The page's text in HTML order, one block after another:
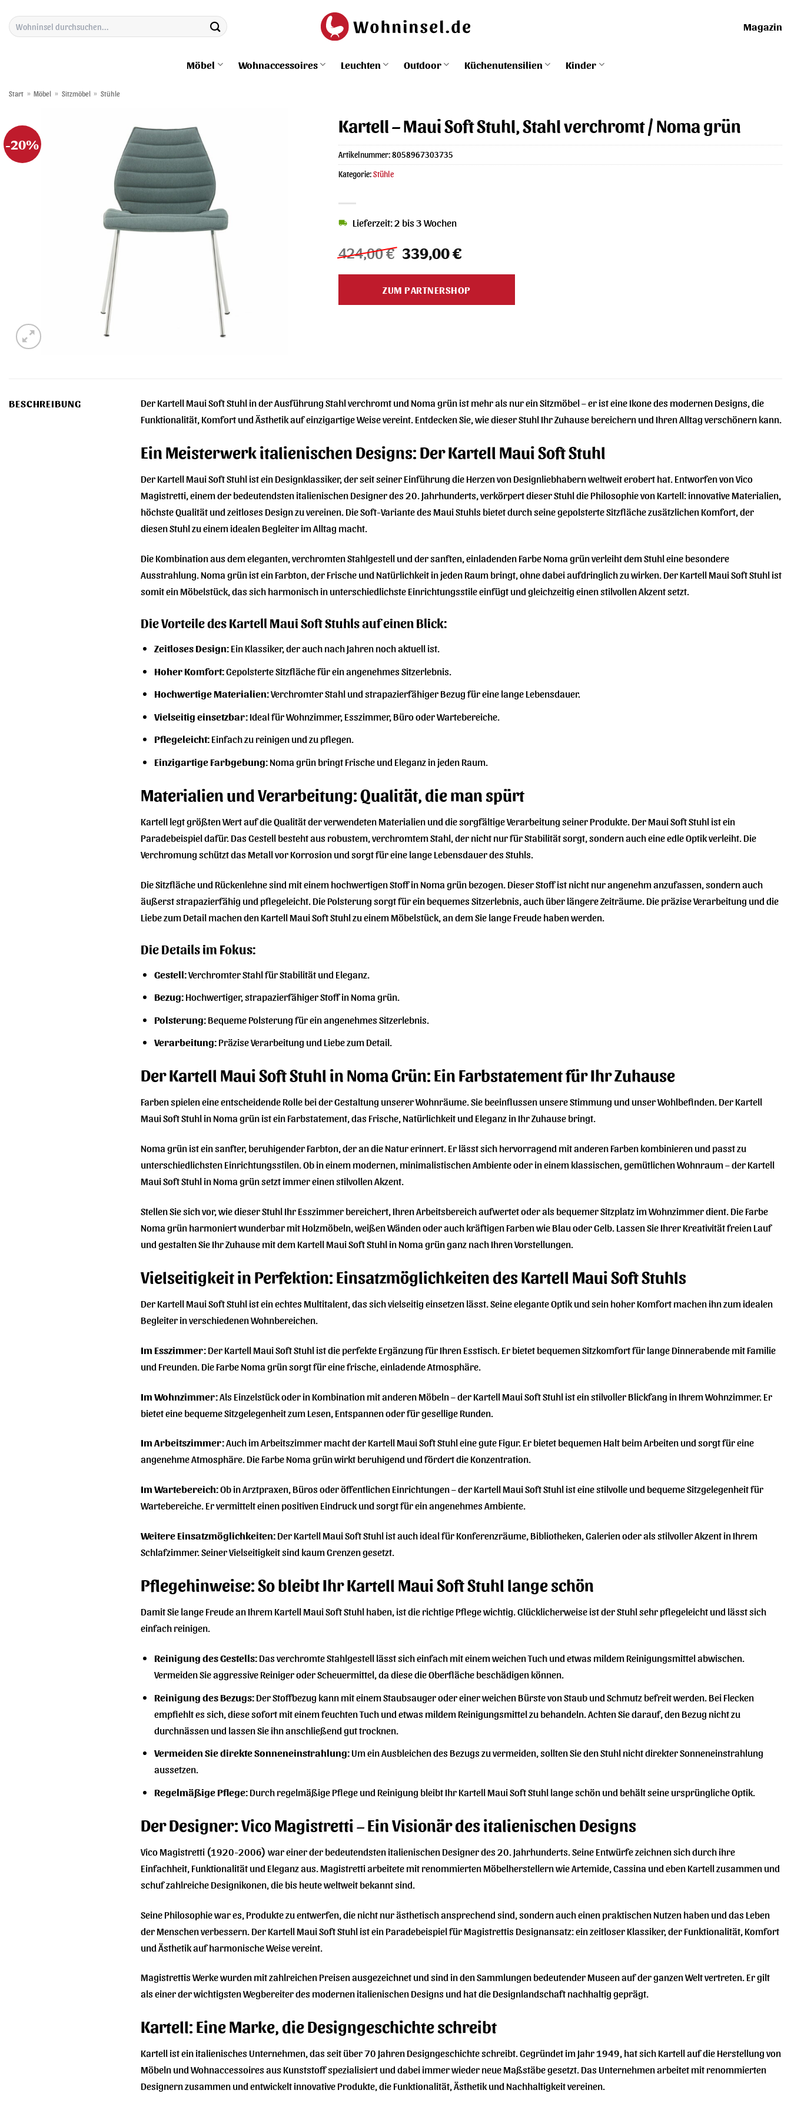
Inhalt
springen
Suchen
nach:
Magazin
Möbel Wohnaccessoires Leuchten Outdoor Küchenutensilien Kinder
Start » Möbel » Sitzmöbel » Stühle
-20%
Kartell – Maui Soft Stuhl, Stahl verchromt / Noma grün
424,00€ Ursprünglicher
Preis
424,00 €
339,00€Aktueller
339,00 €.
Lieferzeit: 2 bis 3 Wochen
ZUM PARTNERSHOP
Artikelnummer:8058967303735
Kategorie:Stühle
BESCHREIBUNG
Der Kartell Maui Soft Stuhl in der Ausführung Stahl verchromt und Noma grün ist mehr als nur ein Sitzmöbel – er ist eine Ikone des modernen Designs, die
Funktionalität, Komfort und Ästhetik auf einzigartige Weise vereint. Entdecken Sie, wie dieser Stuhl Ihr Zuhause bereichern und Ihren Alltag verschönern kann.
Ein Meisterwerk italienischen Designs: Der Kartell Maui Soft Stuhl
Der Kartell Maui Soft Stuhl ist ein Designklassiker, der seit seiner Einführung die Herzen von Designliebhabern weltweit erobert hat. Entworfen von Vico
Magistretti, einem der bedeutendsten italienischen Designer des 20. Jahrhunderts, verkörpert dieser Stuhl die Philosophie von Kartell: innovative Materialien,
höchste Qualität und zeitloses Design zu vereinen. Die Soft-Variante des Maui Stuhls bietet durch seine gepolsterte Sitzfläche zusätzlichen Komfort, der
diesen Stuhl zu einem idealen Begleiter im Alltag macht.
Die Kombination aus dem eleganten, verchromten Stahlgestell und der sanften, einladenden Farbe Noma grün verleiht dem Stuhl eine besondere
Ausstrahlung. Noma grün ist ein Farbton, der Frische und Natürlichkeit in jeden Raum bringt, ohne dabei aufdringlich zu wirken. Der Kartell Maui Soft Stuhl ist
somit ein Möbelstück, das sich harmonisch in unterschiedlichste Einrichtungsstile einfügt und gleichzeitig einen stilvollen Akzent setzt.
Die Vorteile des Kartell Maui Soft Stuhls auf einen Blick:
Zeitloses Design:Ein Klassiker, der auch nach Jahren noch aktuell ist.
Hoher Komfort:Gepolsterte Sitzfläche für ein angenehmes Sitzerlebnis.
Hochwertige Materialien:Verchromter Stahl und strapazierfähiger Bezug für eine lange Lebensdauer.
Vielseitig einsetzbar:Ideal für Wohnzimmer, Esszimmer, Büro oder Wartebereiche.
Pflegeleicht:Einfach zu reinigen und zu pflegen.
Einzigartige Farbgebung:Noma grün bringt Frische und Eleganz in jeden Raum.
Materialien und Verarbeitung: Qualität, die man spürt
Kartell legt größten Wert auf die Qualität der verwendeten Materialien und die sorgfältige Verarbeitung seiner Produkte. Der Maui Soft Stuhl ist ein
Paradebeispiel dafür. Das Gestell besteht aus robustem, verchromtem Stahl, der nicht nur für Stabilität sorgt, sondern auch eine edle Optik verleiht. Die
Verchromung schützt das Metall vor Korrosion und sorgt für eine lange Lebensdauer des Stuhls.
Die Sitzfläche und Rückenlehne sind mit einem hochwertigen Stoff in Noma grün bezogen. Dieser Stoff ist nicht nur angenehm anzufassen, sondern auch
äußerst strapazierfähig und pflegeleicht. Die Polsterung sorgt für ein bequemes Sitzerlebnis, auch über längere Zeiträume. Die präzise Verarbeitung und die
Liebe zum Detail machen den Kartell Maui Soft Stuhl zu einem Möbelstück, an dem Sie lange Freude haben werden.
Die Details im Fokus:
Gestell:Verchromter Stahl für Stabilität und Eleganz.
Bezug:Hochwertiger, strapazierfähiger Stoff in Noma grün.
Polsterung:Bequeme Polsterung für ein angenehmes Sitzerlebnis.
Verarbeitung:Präzise Verarbeitung und Liebe zum Detail.
Der Kartell Maui Soft Stuhl in Noma Grün: Ein Farbstatement für Ihr Zuhause
Farben spielen eine entscheidende Rolle bei der Gestaltung unserer Wohnräume. Sie beeinflussen unsere Stimmung und unser Wohlbefinden. Der Kartell
Maui Soft Stuhl in Noma grün ist ein Farbstatement, das Frische, Natürlichkeit und Eleganz in Ihr Zuhause bringt.
Noma grün ist ein sanfter, beruhigender Farbton, der an die Natur erinnert. Er lässt sich hervorragend mit anderen Farben kombinieren und passt zu
unterschiedlichsten Einrichtungsstilen. Ob in einem modernen, minimalistischen Ambiente oder in einem klassischen, gemütlichen Wohnraum – der Kartell
Maui Soft Stuhl in Noma grün setzt immer einen stilvollen Akzent.
Stellen Sie sich vor, wie dieser Stuhl Ihr Esszimmer bereichert, Ihren Arbeitsbereich aufwertet oder als bequemer Sitzplatz im Wohnzimmer dient. Die Farbe
Noma grün harmoniert wunderbar mit Holzmöbeln, weißen Wänden oder auch kräftigen Farben wie Blau oder Gelb. Lassen Sie Ihrer Kreativität freien Lauf
und gestalten Sie Ihr Zuhause mit dem Kartell Maui Soft Stuhl in Noma grün ganz nach Ihren Vorstellungen.
Vielseitigkeit in Perfektion: Einsatzmöglichkeiten des Kartell Maui Soft Stuhls
Der Kartell Maui Soft Stuhl ist ein echtes Multitalent, das sich vielseitig einsetzen lässt. Seine elegante Optik und sein hoher Komfort machen ihn zum idealen
Begleiter in verschiedenen Wohnbereichen.
Im Esszimmer:Der Kartell Maui Soft Stuhl ist die perfekte Ergänzung für Ihren Esstisch. Er bietet bequemen Sitzkomfort für lange Dinnerabende mit Familie
und Freunden. Die Farbe Noma grün sorgt für eine frische, einladende Atmosphäre.
Im Wohnzimmer:Als Einzelstück oder in Kombination mit anderen Möbeln – der Kartell Maui Soft Stuhl ist ein stilvoller Blickfang in Ihrem Wohnzimmer. Er
bietet eine bequeme Sitzgelegenheit zum Lesen, Entspannen oder für gesellige Runden.
Im Arbeitszimmer:Auch im Arbeitszimmer macht der Kartell Maui Soft Stuhl eine gute Figur. Er bietet bequemen Halt beim Arbeiten und sorgt für eine
angenehme Atmosphäre. Die Farbe Noma grün wirkt beruhigend und fördert die Konzentration.
Im Wartebereich:Ob in Arztpraxen, Büros oder öffentlichen Einrichtungen – der Kartell Maui Soft Stuhl ist eine stilvolle und bequeme Sitzgelegenheit für
Wartebereiche. Er vermittelt einen positiven Eindruck und sorgt für ein angenehmes Ambiente.
Weitere Einsatzmöglichkeiten:Der Kartell Maui Soft Stuhl ist auch ideal für Konferenzräume, Bibliotheken, Galerien oder als stilvoller Akzent in Ihrem
Schlafzimmer. Seiner Vielseitigkeit sind kaum Grenzen gesetzt.
Pflegehinweise: So bleibt Ihr Kartell Maui Soft Stuhl lange schön
Damit Sie lange Freude an Ihrem Kartell Maui Soft Stuhl haben, ist die richtige Pflege wichtig. Glücklicherweise ist der Stuhl sehr pflegeleicht und lässt sich
einfach reinigen.
Reinigung des Gestells:Das verchromte Stahlgestell lässt sich einfach mit einem weichen Tuch und etwas mildem Reinigungsmittel abwischen.
Vermeiden Sie aggressive Reiniger oder Scheuermittel, da diese die Oberfläche beschädigen können.
Reinigung des Bezugs:Der Stoffbezug kann mit einem Staubsauger oder einer weichen Bürste von Staub und Schmutz befreit werden. Bei Flecken
empfiehlt es sich, diese sofort mit einem feuchten Tuch und etwas mildem Reinigungsmittel zu behandeln. Achten Sie darauf, den Bezug nicht zu
durchnässen und lassen Sie ihn anschließend gut trocknen.
Vermeiden Sie direkte Sonneneinstrahlung:Um ein Ausbleichen des Bezugs zu vermeiden, sollten Sie den Stuhl nicht direkter Sonneneinstrahlung
aussetzen.
Regelmäßige Pflege:Durch regelmäßige Pflege und Reinigung bleibt Ihr Kartell Maui Soft Stuhl lange schön und behält seine ursprüngliche Optik.
Der Designer: Vico Magistretti – Ein Visionär des italienischen Designs
Vico Magistretti (1920-2006) war einer der bedeutendsten italienischen Designer des 20. Jahrhunderts. Seine Entwürfe zeichnen sich durch ihre
Einfachheit, Funktionalität und Eleganz aus. Magistretti arbeitete mit renommierten Möbelherstellern wie Artemide, Cassina und eben Kartell zusammen und
schuf zahlreiche Designikonen, die bis heute weltweit bekannt sind.
Seine Philosophie war es, Produkte zu entwerfen, die nicht nur ästhetisch ansprechend sind, sondern auch einen praktischen Nutzen haben und das Leben
der Menschen verbessern. Der Kartell Maui Soft Stuhl ist ein Paradebeispiel für Magistrettis Designansatz: ein zeitloser Klassiker, der Funktionalität, Komfort
und Ästhetik auf harmonische Weise vereint.
Magistrettis Werke wurden mit zahlreichen Preisen ausgezeichnet und sind in den Sammlungen bedeutender Museen auf der ganzen Welt vertreten. Er gilt
als einer der wichtigsten Wegbereiter des modernen italienischen Designs und hat die Designlandschaft nachhaltig geprägt.
Kartell: Eine Marke, die Designgeschichte schreibt
Kartell ist ein italienisches Unternehmen, das seit über 70 Jahren Designgeschichte schreibt. Gegründet im Jahr 1949, hat sich Kartell auf die Herstellung von
Möbeln und Wohnaccessoires aus Kunststoff spezialisiert und dabei immer wieder neue Maßstäbe gesetzt. Das Unternehmen arbeitet mit renommierten
Designern zusammen und entwickelt innovative Produkte, die Funktionalität, Ästhetik und Nachhaltigkeit vereinen.